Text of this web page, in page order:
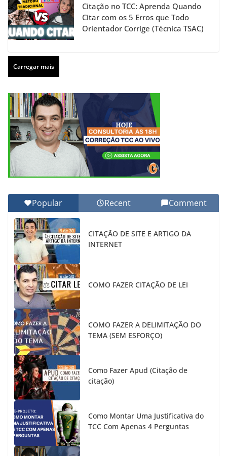
Citação no TCC: Aprenda Quando
Citar com os 5 Erros que Todo
Orientador Corrige (Técnica TSAC)
Carregar mais
Popular Recent Comment
CITAÇÃO DE SITE E ARTIGO DA
INTERNET
COMO FAZER CITAÇÃO DE LEI
COMO FAZER A DELIMITAÇÃO DO
TEMA (SEM ESFORÇO)
Como Fazer Apud (Citação de
citação)
Como Montar Uma Justificativa do
TCC Com Apenas 4 Perguntas